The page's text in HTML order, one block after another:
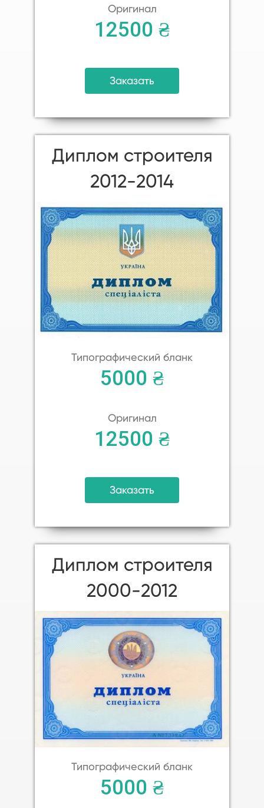
Оригинал
12500 ₴
Заказать
Диплом строителя
2012-2014
Типографический бланк
5000 ₴
Оригинал
12500 ₴
Заказать
Диплом строителя
2000-2012
Типографический бланк
5000 ₴